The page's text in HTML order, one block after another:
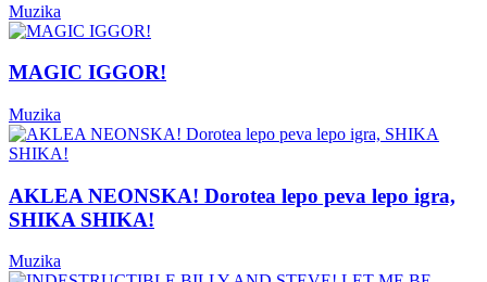
Muzika
MAGIC IGGOR!
Muzika
AKLEA NEONSKA! Dorotea lepo peva lepo igra,
SHIKA SHIKA!
Muzika